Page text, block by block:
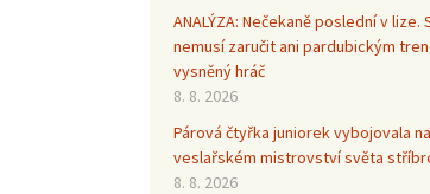
ANALÝZA: Nečekaně poslední v lize.
nemusí zaručit ani pardubickým
vysněný hráč
8. 8. 2026
Párová čtyřka juniorek vybojovala na
veslařském mistrovství světa
8. 8. 2026